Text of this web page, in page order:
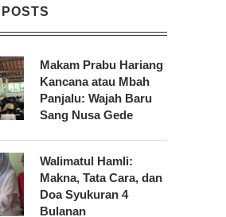
Makam Prabu Hariang
Kancana atau Mbah
Panjalu: Wajah Baru
Sang Nusa Gede
Walimatul Hamli:
Makna, Tata Cara, dan
Doa Syukuran 4
Bulanan